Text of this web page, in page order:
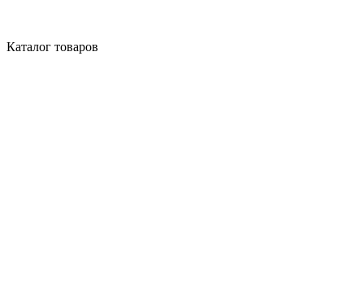
Каталог товаров